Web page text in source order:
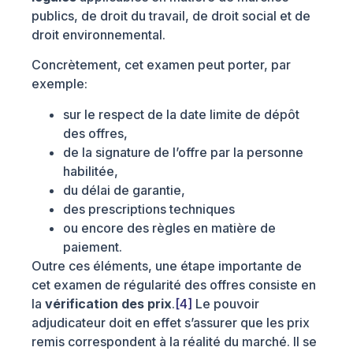
publics, de droit du travail, de droit social et de
droit environnemental.
Concrètement, cet examen peut porter, par
exemple:
sur le respect de la date limite de dépôt
des offres,
de la signature de l’offre par la personne
habilitée,
du délai de garantie,
des prescriptions techniques
ou encore des règles en matière de
paiement.
Outre ces éléments, une étape importante de
cet examen de régularité des offres consiste en
la vérification des prix.[4] Le pouvoir
adjudicateur doit en effet s’assurer que les prix
remis correspondent à la réalité du marché. Il se